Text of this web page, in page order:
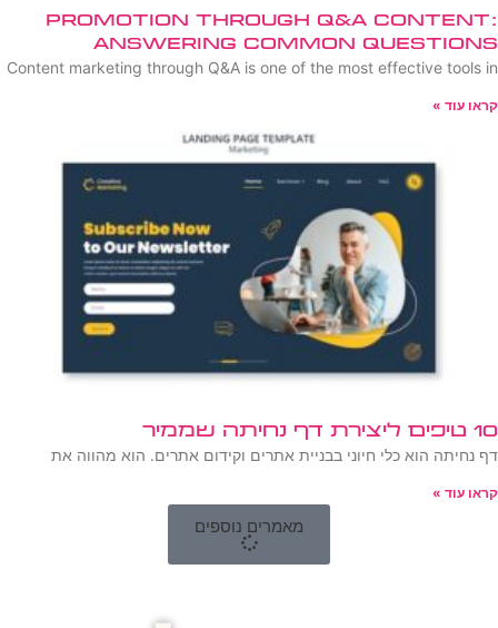
Promotion Through Q&A Content:
Answering Common Questions
Content marketing through Q&A is one of the most effective tools in
קראו עוד »
10 טיפים ליצירת דף נחיתה שממיר
דף נחיתה הוא כלי חיוני בבניית אתרים וקידום אתרים. הוא מהווה את
קראו עוד »
מאמרים נוספים